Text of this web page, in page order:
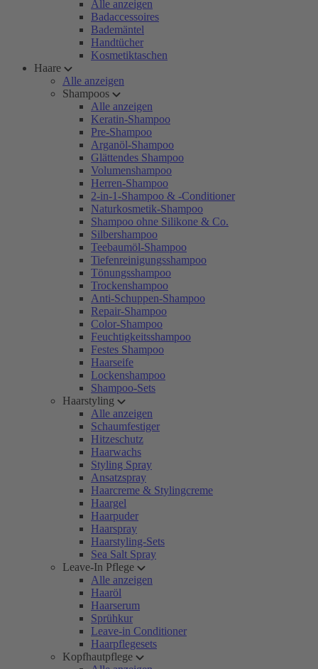
Alle anzeigen
Badaccessoires
Bademäntel
Handtücher
Kosmetiktaschen
Haare
Alle anzeigen
Shampoos
Alle anzeigen
Keratin-Shampoo
Pre-Shampoo
Arganöl-Shampoo
Glättendes Shampoo
Volumenshampoo
Herren-Shampoo
2-in-1-Shampoo & -Conditioner
Naturkosmetik-Shampoo
Shampoo ohne Silikone & Co.
Silbershampoo
Teebaumöl-Shampoo
Tiefenreinigungsshampoo
Tönungsshampoo
Trockenshampoo
Anti-Schuppen-Shampoo
Repair-Shampoo
Color-Shampoo
Feuchtigkeitsshampoo
Festes Shampoo
Haarseife
Lockenshampoo
Shampoo-Sets
Haarstyling
Alle anzeigen
Schaumfestiger
Hitzeschutz
Haarwachs
Styling Spray
Ansatzspray
Haarcreme & Stylingcreme
Haargel
Haarpuder
Haarspray
Haarstyling-Sets
Sea Salt Spray
Leave-In Pflege
Alle anzeigen
Haaröl
Haarserum
Sprühkur
Leave-in Conditioner
Haarpflegesets
Kopfhautpflege